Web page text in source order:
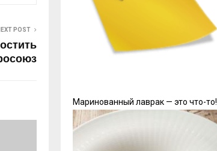
POST
Маринованный лаврак — это что-то!